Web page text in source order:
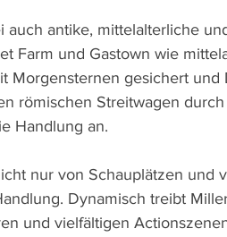
auch antike, mittelalterliche
Farm und Gastown wie
Morgensternen gesichert und
römischen Streitwagen
Handlung an.
nur von Schauplätzen und
Dynamisch treibt
und vielfältigen